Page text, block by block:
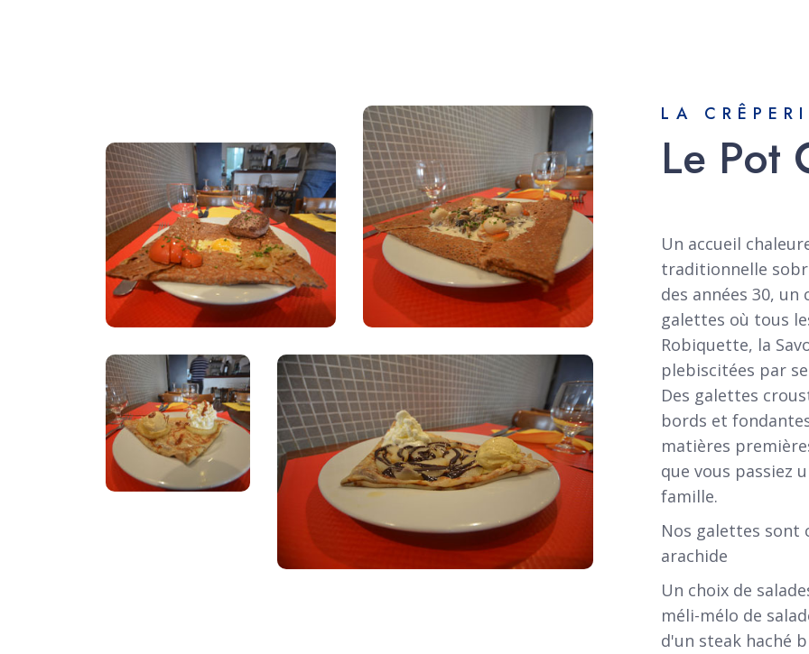
LA
Le Pot
Un accueil
traditionnelle
des années 30,
galettes où tous
Robiquette, la
plebiscitées par
Des galettes
bords et
matières
que vous passiez
famille.
Nos galettes sont
arachide
Un choix de
méli-mélo de
d'un steak haché